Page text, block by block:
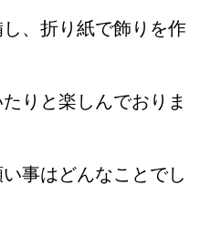
、折り紙で飾りを作
りと楽しんでおりま
事はどんなことでし